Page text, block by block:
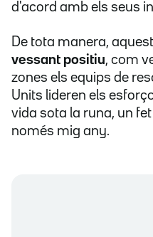
d'acord amb els seus
De tota manera,
vessant positiu, com
zones els equips de
Units lideren els
vida sota la runa, un fet
només mig any.